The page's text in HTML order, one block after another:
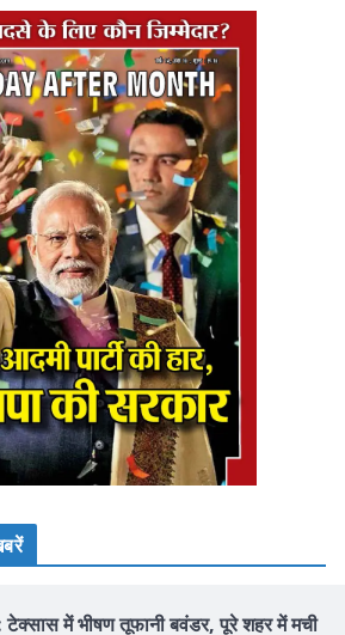
में भीषण तूफानी बवंडर, पूरे शहर में मची